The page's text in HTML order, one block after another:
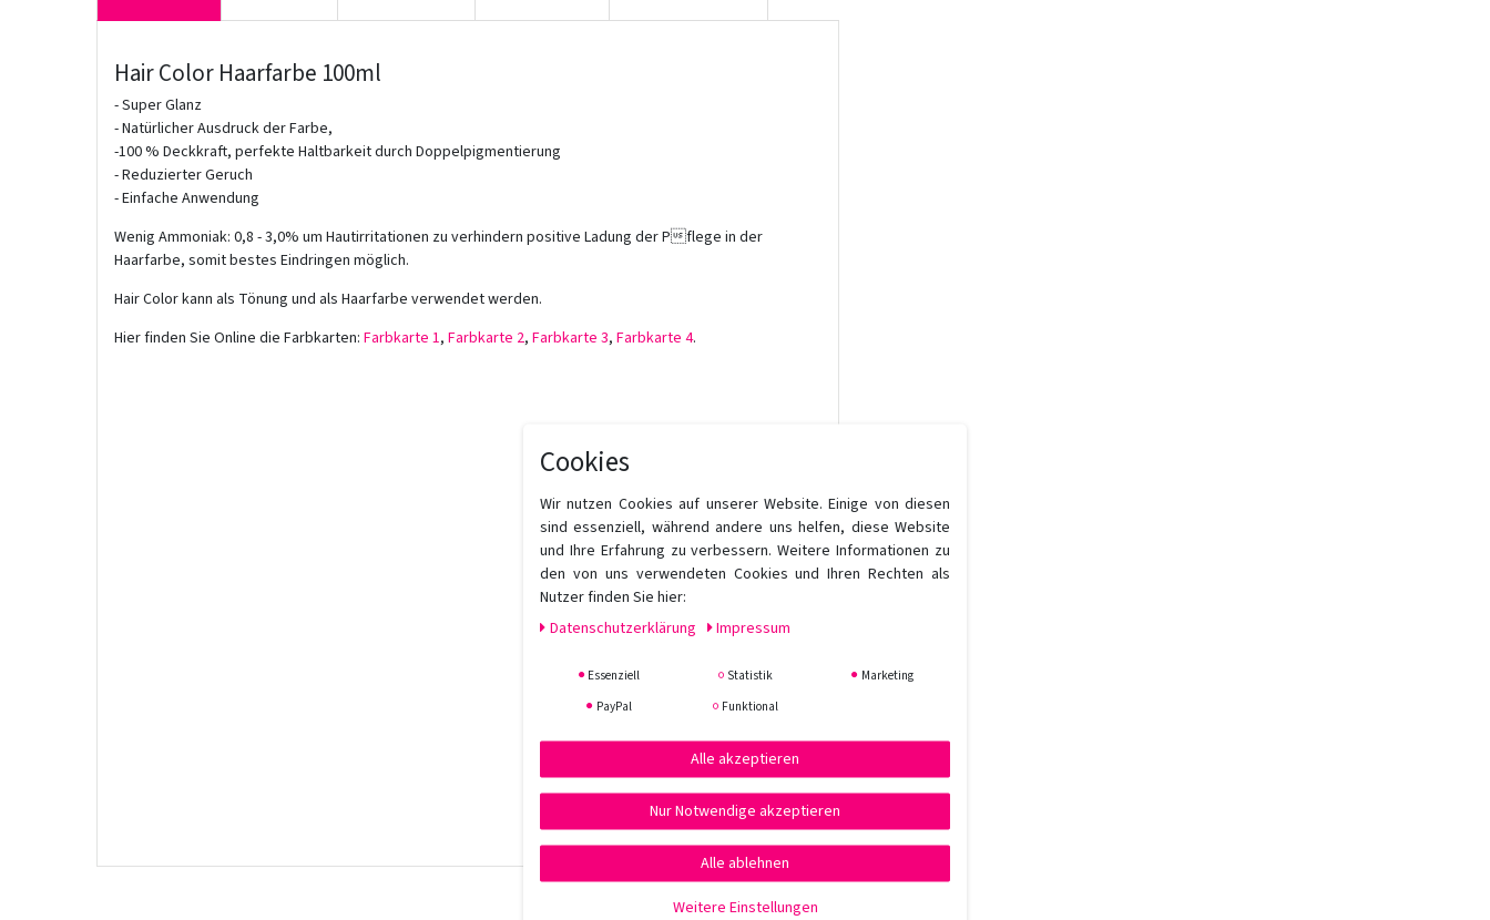
Hair Color Haarfarbe 100ml
- Super Glanz
- Natürlicher Ausdruck der Farbe,
-100 % Deckkraft, perfekte Haltbarkeit durch Doppelpigmentierung
- Reduzierter Geruch
- Einfache Anwendung
Wenig Ammoniak: 0,8 - 3,0% um Hautirritationen zu verhindern positive Ladung der Pflege in der
Haarfarbe, somit bestes Eindringen möglich.
Hair Color kann als Tönung und als Haarfarbe verwendet werden.
Hier finden Sie Online die Farbkarten: Farbkarte 1, Farbkarte 2, Farbkarte 3, Farbkarte 4.
Cookies
Wir nutzen Cookies auf unserer Website. Einige von diesen
sind essenziell, während andere uns helfen, diese Website
und Ihre Erfahrung zu verbessern. Weitere Informationen zu
den von uns verwendeten Cookies und Ihren Rechten als
Nutzer finden Sie hier:
Daten­schutz­erklärung
Impressum
Essenziell Statistik
Marketing
PayPal
Funktional
Alle akzeptieren
Nur Notwendige akzeptieren
Alle ablehnen
Weitere Einstellungen